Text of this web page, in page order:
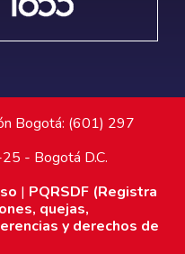
Bogotá: (601) 297
- Bogotá D.C.
| PQRSDF (Registra
quejas,
y derechos de